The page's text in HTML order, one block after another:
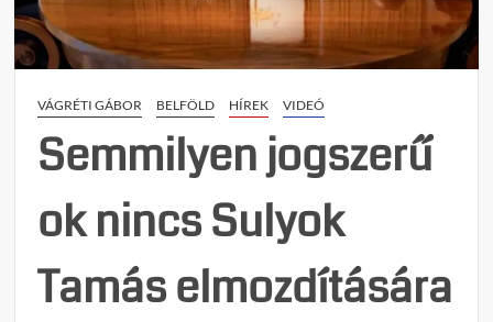
mert
nincs
VÁGRÉTI GÁBOR BELFÖLD HÍREK VIDEÓ
Semmilyen jogszerű
ok nincs Sulyok
Tamás elmozdítására